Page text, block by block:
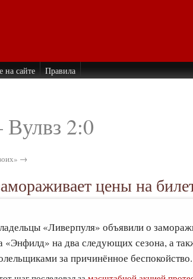
на сайте Правила
2:0
→
цены на
«Ливерпуля» объявили о
«Энфилд» на два следующих сезона, а
за причинённое беспокойство.